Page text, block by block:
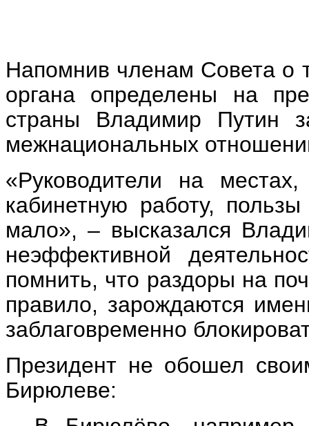
Напомнив членам Совета о
органа определены на
страны Владимир Путин
межнациональных
«Руководители на
кабинетную работу,
мало», – высказался
неэффективной
помнить, что раздоры на
правило, зарождаются
заблаговременно
Президент не обошел
Бирюлеве: